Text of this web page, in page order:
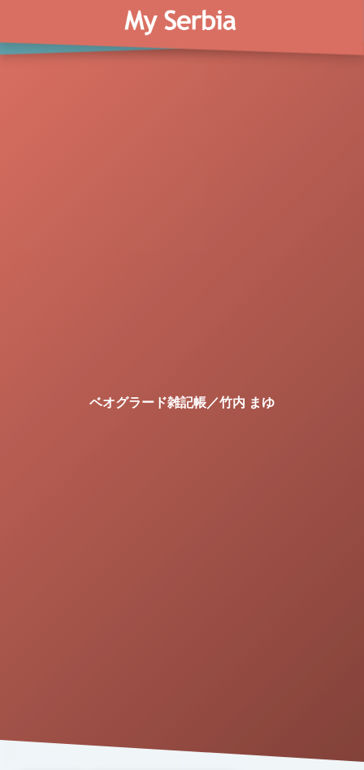
ベオグラード雑記帳／竹内 まゆ